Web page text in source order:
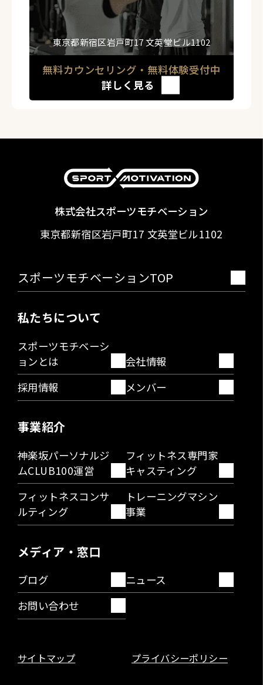
東京都新宿区岩戸町17 文英堂ビル1102
無料カウンセリング・無料体験受付中
詳しく見る
株式会社スポーツモチベーション
東京都新宿区岩戸町17 文英堂ビル1102
スポーツモチベーションTOP
私たちについて
スポーツモチベーシ
ョンとは
会社情報
採用情報
メンバー
事業紹介
神楽坂パーソナルジ
ムCLUB100運営
フィットネス専門家
キャスティング
フィットネスコンサ
ルティング
トレーニングマシン
事業
メディア・窓口
ブログ
ニュース
お問い合わせ
サイトマップ プライバシーポリシー